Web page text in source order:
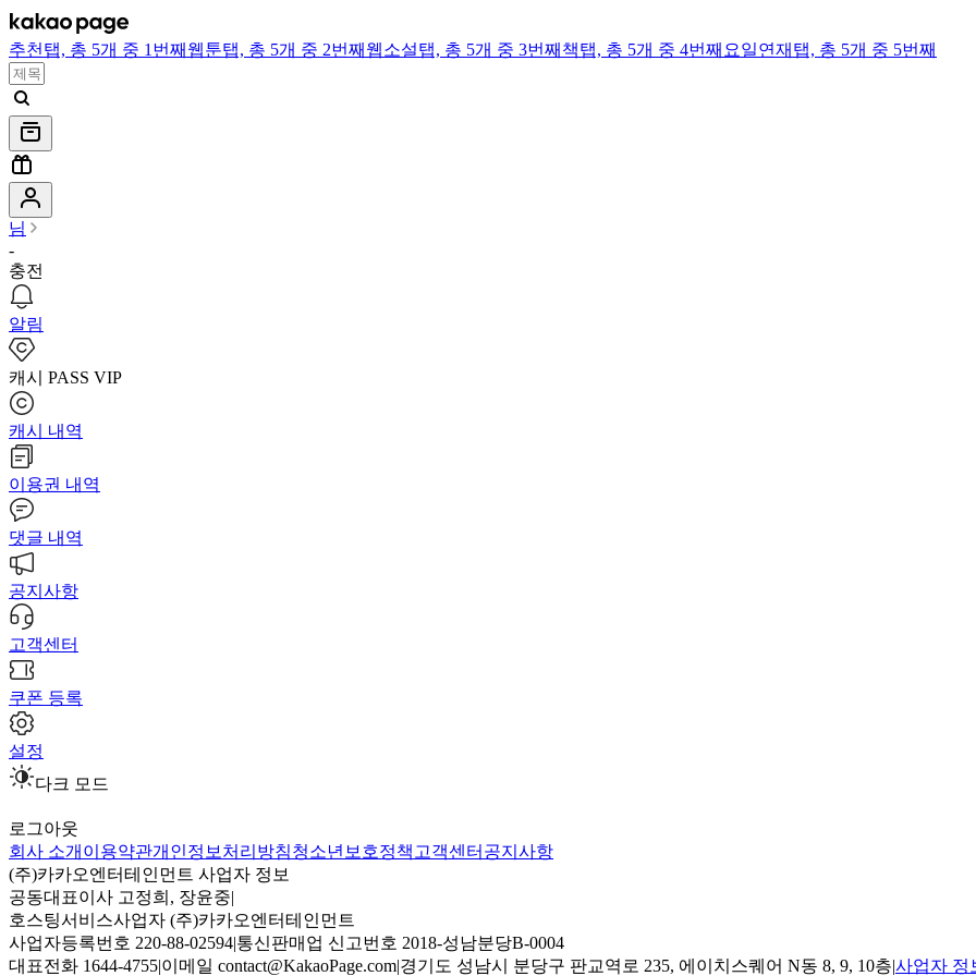
추천 탭, 총 5개 중 1번째 웹툰탭, 총 5개 중 2번째 웹소설탭, 총 5개 중 3번째 책탭, 총 5개 중 4번째 요일연재 탭, 총 5개 중 5번째
님
-
충전
알림
캐시 PASS VIP
캐시 내역
이용권 내역
댓글 내역
공지사항
고객센터
쿠폰 등록
설정
다크 모드
로그아웃
회사 소개 이용약관개인정보처리방침청소년보호정책 고객센터 공지사항
(주)카카오엔터테인먼트 사업자 정보
공동대표이사 고정희, 장윤중|
호스팅서비스사업자 (주)카카오엔터테인먼트
사업자등록번호 220-88-02594|통신판매업 신고번호 2018-성남분당B-0004
대표전화 1644-4755|이메일 contact@KakaoPage.com|경기도 성남시 분당구 판교역로 235, 에이치스퀘어 N동 8, 9, 10층|사업자 정